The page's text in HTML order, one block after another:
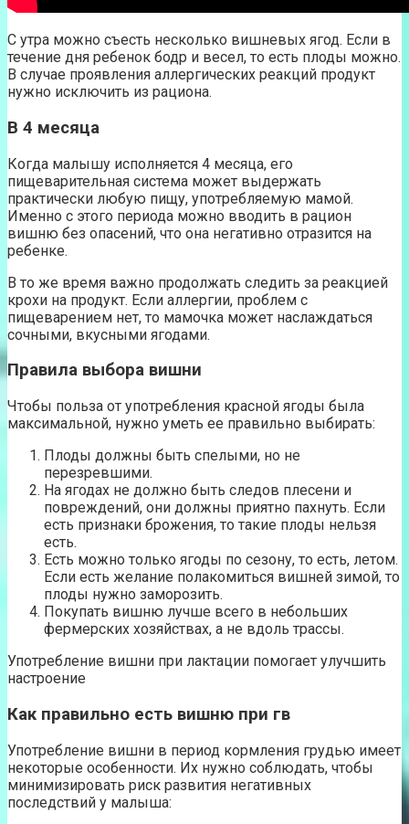
С утра можно съесть несколько вишневых ягод. Если в
течение дня ребенок бодр и весел, то есть плоды можно.
В случае проявления аллергических реакций продукт
нужно исключить из рациона.
В 4 месяца
Когда малышу исполняется 4 месяца, его
пищеварительная система может выдержать
практически любую пищу, употребляемую мамой.
Именно с этого периода можно вводить в рацион
вишню без опасений, что она негативно отразится на
ребенке.
В то же время важно продолжать следить за реакцией
крохи на продукт. Если аллергии, проблем с
пищеварением нет, то мамочка может наслаждаться
сочными, вкусными ягодами.
Правила выбора вишни
Чтобы польза от употребления красной ягоды была
максимальной, нужно уметь ее правильно выбирать:
Плоды должны быть спелыми, но не
перезревшими.
На ягодах не должно быть следов плесени и
повреждений, они должны приятно пахнуть. Если
есть признаки брожения, то такие плоды нельзя
есть.
Есть можно только ягоды по сезону, то есть, летом.
Если есть желание полакомиться вишней зимой, то
плоды нужно заморозить.
Покупать вишню лучше всего в небольших
фермерских хозяйствах, а не вдоль трассы.
Употребление вишни при лактации помогает улучшить
настроение
Как правильно есть вишню при гв
Употребление вишни в период кормления грудью имеет
некоторые особенности. Их нужно соблюдать, чтобы
минимизировать риск развития негативных
последствий у малыша: